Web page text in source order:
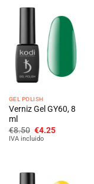
GEL POLISH
Verniz Gel GY60, 8
ml
€8.50 O
preço
€4.25O
IVA incluido